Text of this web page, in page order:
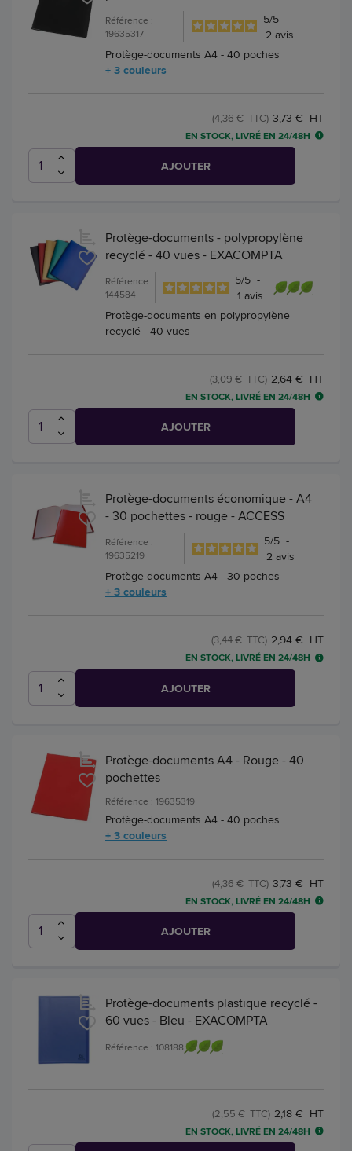
Référence :
19635317
5/5 -
2avis
Protège-documents A4 - 40 poches
+ 3 couleurs
3,73 € HT
(4,36 € TTC)
EN STOCK, LIVRÉ EN 24/48H
AJOUTER
Protège-documents - polypropylène
recyclé - 40 vues - EXACOMPTA
Référence :
144584
5/5 -
1 avis
Protège-documents en polypropylène
recyclé - 40 vues
2,64 € HT
(3,09 € TTC)
EN STOCK, LIVRÉ EN 24/48H
AJOUTER
Protège-documents économique - A4
- 30 pochettes - rouge - ACCESS
Référence :
19635219
5/5 -
2 avis
Protège-documents A4 - 30 poches
+ 3 couleurs
2,94 € HT
(3,44 € TTC)
EN STOCK, LIVRÉ EN 24/48H
AJOUTER
Protège-documents A4 - Rouge - 40
pochettes
Référence : 19635319
Protège-documents A4 - 40 poches
+ 3 couleurs
3,73 € HT
(4,36 € TTC)
EN STOCK, LIVRÉ EN 24/48H
AJOUTER
Protège-documents plastique recyclé -
60 vues - Bleu - EXACOMPTA
Référence : 108188
2,18 € HT
(2,55 € TTC)
EN STOCK, LIVRÉ EN 24/48H